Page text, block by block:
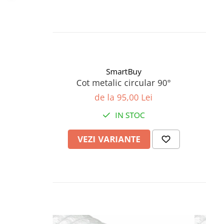
SmartBuy
Cot metalic circular 90°
de la 95,00 Lei
IN STOC
VEZI VARIANTE